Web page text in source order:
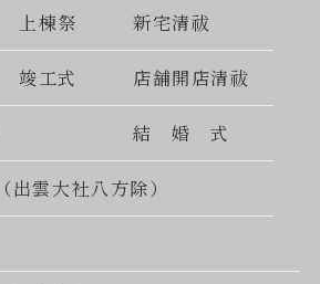
上棟祭 新宅清祓
竣工式 店舗開店清祓
結 婚 式
雲大社八方除）